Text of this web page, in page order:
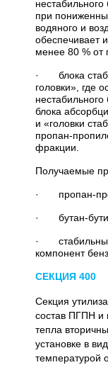
при
водяного и
обеспечивает
менее 80 % от
· блока
головки», где
блока
и «головки
пропан-
фракции.
Получаемые
· пропан-
· бутан-
· стабильный
компонент
СЕКЦИЯ 400
Секция
состав ПГПН и
тепла
установке в
температурой